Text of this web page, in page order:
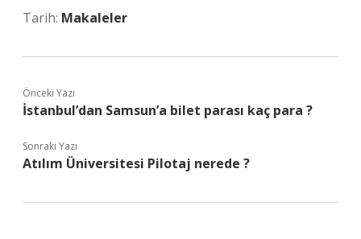
Tarih: Makaleler
Önceki Yazı
İstanbul’dan Samsun’a bilet parası kaç para ?
Sonraki Yazı
Atılım Üniversitesi Pilotaj nerede ?